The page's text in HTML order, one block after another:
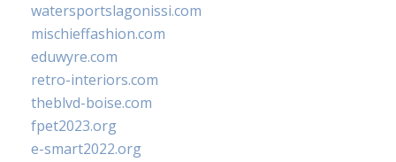
watersportslagonissi.com
mischieffashion.com
eduwyre.com
retro-interiors.com
theblvd-boise.com
fpet2023.org
e-smart2022.org